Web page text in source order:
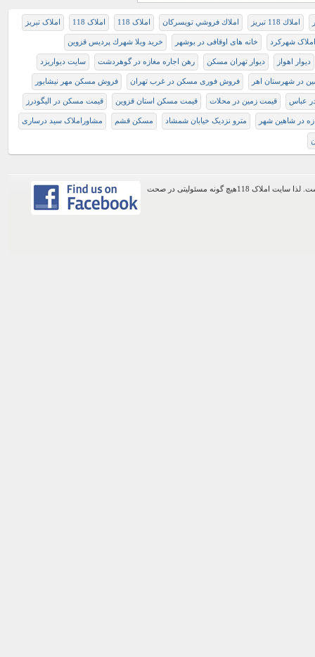
املاك 118 تبريز املاك فروشي تويسركان املاک 118 املاک 118 املاک تبریز
املاک شهرکرد خانه های اوقافی در بوشهر خريد ويلا شهرك پرديس قزوين
دیوار اهواز دیوار تهران مسکن رهن اجاره مغازه در گوهردشت سایت دیواریزد
در شهرستان اهر فروش فوری مسکن در غرب تهران فروش مسکن مهر نیشابور
عباس قیمت زمین در محلات قیمت مسکن استان قزوین قیمت مسکن در الیگودرز
در شاهین شهر مترو نزدیک خیابان شمشاد مسكن قشم مشاوراملاک سید درساری
اطلاعات موجود در این وب سایت از طریق کاربران عمومی سایت ثبت شده است. لذا سایت املاک 118هیچ گونه مسئولیتی در صحت